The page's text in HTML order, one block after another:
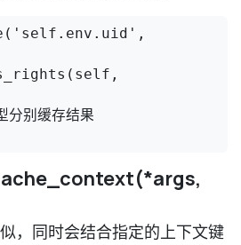
，同时会结合指定的上下文键